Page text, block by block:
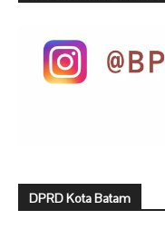
DPRD Kota Batam